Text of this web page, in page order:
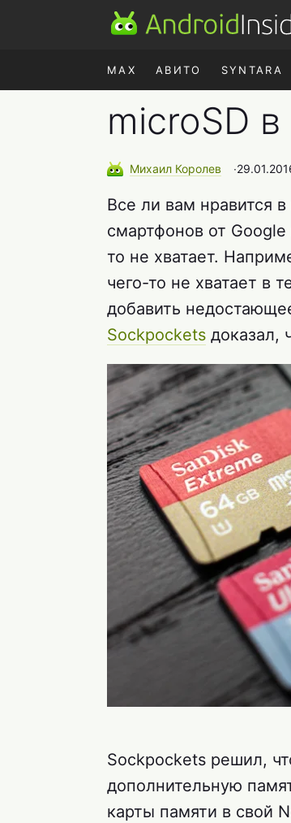
MAX АВИТО SYNTARA
microSD
Михаил Королев ∙
Все ли вам нравится
смартфонов от
то не хватает.
чего-то не хватает
добавить
Sockpockets доказал,
Sockpockets решил,
дополнительную
карты памяти в свой